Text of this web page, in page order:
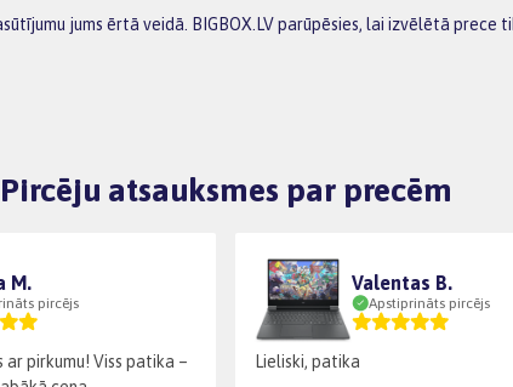
jums ērtā veidā. BIGBOX.LV parūpēsies, lai izvēlētā
Pircēju atsauksmes par precēm
M.
pircējs
ar pirkumu! Viss patika –
Valentas B.
Apstiprināts pircējs
Lieliski, patika